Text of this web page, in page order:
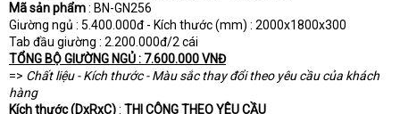
Mã sản phẩm: BN-GN256
Giường ngủ : 5.400.000đ - Kích thước (mm) : 2000x1800x300
Tab đầu giường : 2.200.000đ/2 cái
TỔNG BỘ GIƯỜNG NGỦ : 7.600.000 VNĐ
=> Chất liệu - Kích thước - Màu sắc thay đổi theo yêu cầu của khách
hàng
Kích thước (DxRxC): THI CÔNG THEO YÊU CẦU